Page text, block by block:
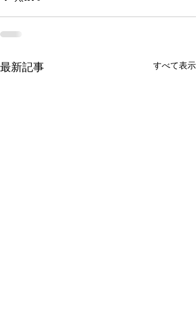
最新記事 すべて表示